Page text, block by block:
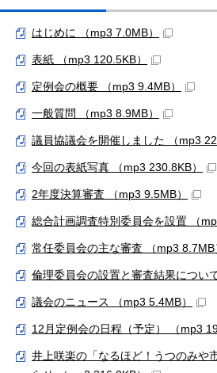
はじめに （mp3 7.0MB）
表紙 （mp3 120.5KB）
定例会の概要 （mp3 9.4MB）
一般質問 （mp3 8.9MB）
議員協議会を開催しました （mp3
今回の表紙写真 （mp3 230.8KB）
2年度決算審査 （mp3 9.5MB）
総合計画調査特別委員会を設置 （
常任委員会の主な審査 （mp3 8.7MB
倫理委員会の設置と審査結果につい
議会のニュース （mp3 5.4MB）
12月定例会の日程（予定） （mp3
井上咲楽の「なるほど！うつのみや